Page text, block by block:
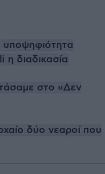
υποψηφιότητα
διαδικασία
στο «Δεν
δύο νεαροί που